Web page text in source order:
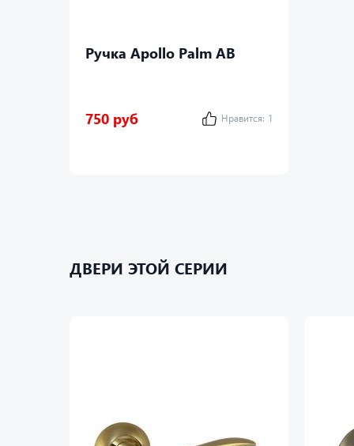
Ручка Apollo Palm AB
750 руб Нравится: 1
ДВЕРИ ЭТОЙ СЕРИИ